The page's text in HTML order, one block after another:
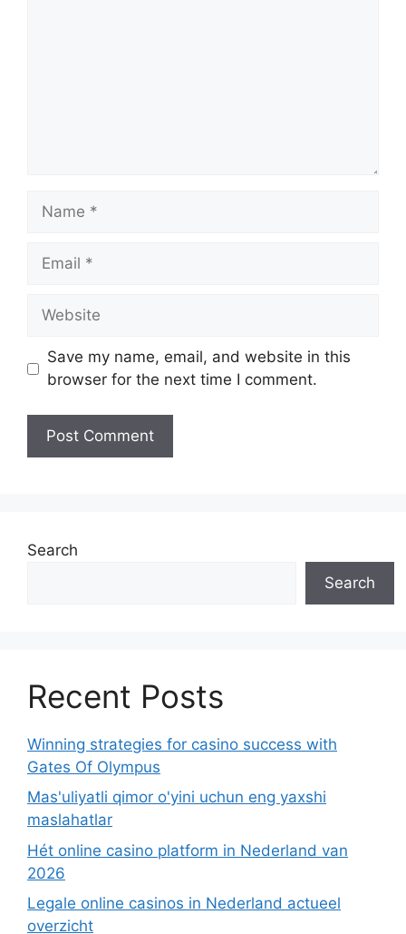
Name
Email
Website
Save my name, email, and website in this
browser for the next time I comment.
Search
Search
Recent Posts
Winning strategies for casino success with
Gates Of Olympus
Mas'uliyatli qimor o'yini uchun eng yaxshi
maslahatlar
Hét online casino platform in Nederland van
2026
Legale online casinos in Nederland actueel
overzicht